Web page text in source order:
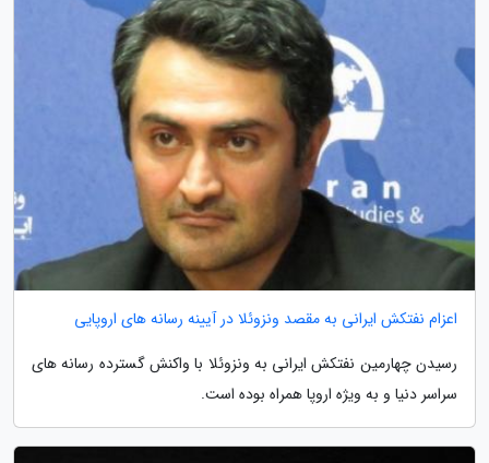
اعزام نفتکش ایرانی به مقصد ونزوئلا در آیینه رسانه های اروپایی
رسیدن چهارمین نفتکش ایرانی به ونزوئلا با واکنش گسترده رسانه های
سراسر دنیا و به ویژه اروپا همراه بوده است.